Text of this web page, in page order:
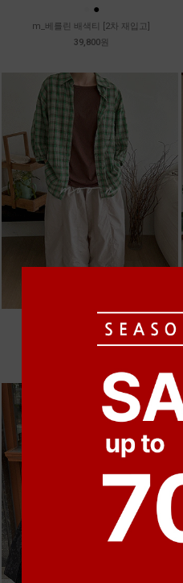
●
m_베를린 배색티 [2차 재입고]
39,800원
m_비휴 체크 박시셔츠